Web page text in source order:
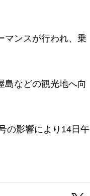
マンスが行われ、乗
などの観光地へ向
の影響により14日午